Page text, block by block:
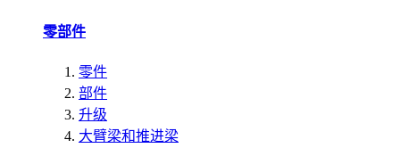
零部件
零件
部件
升级
大臂梁和推进梁